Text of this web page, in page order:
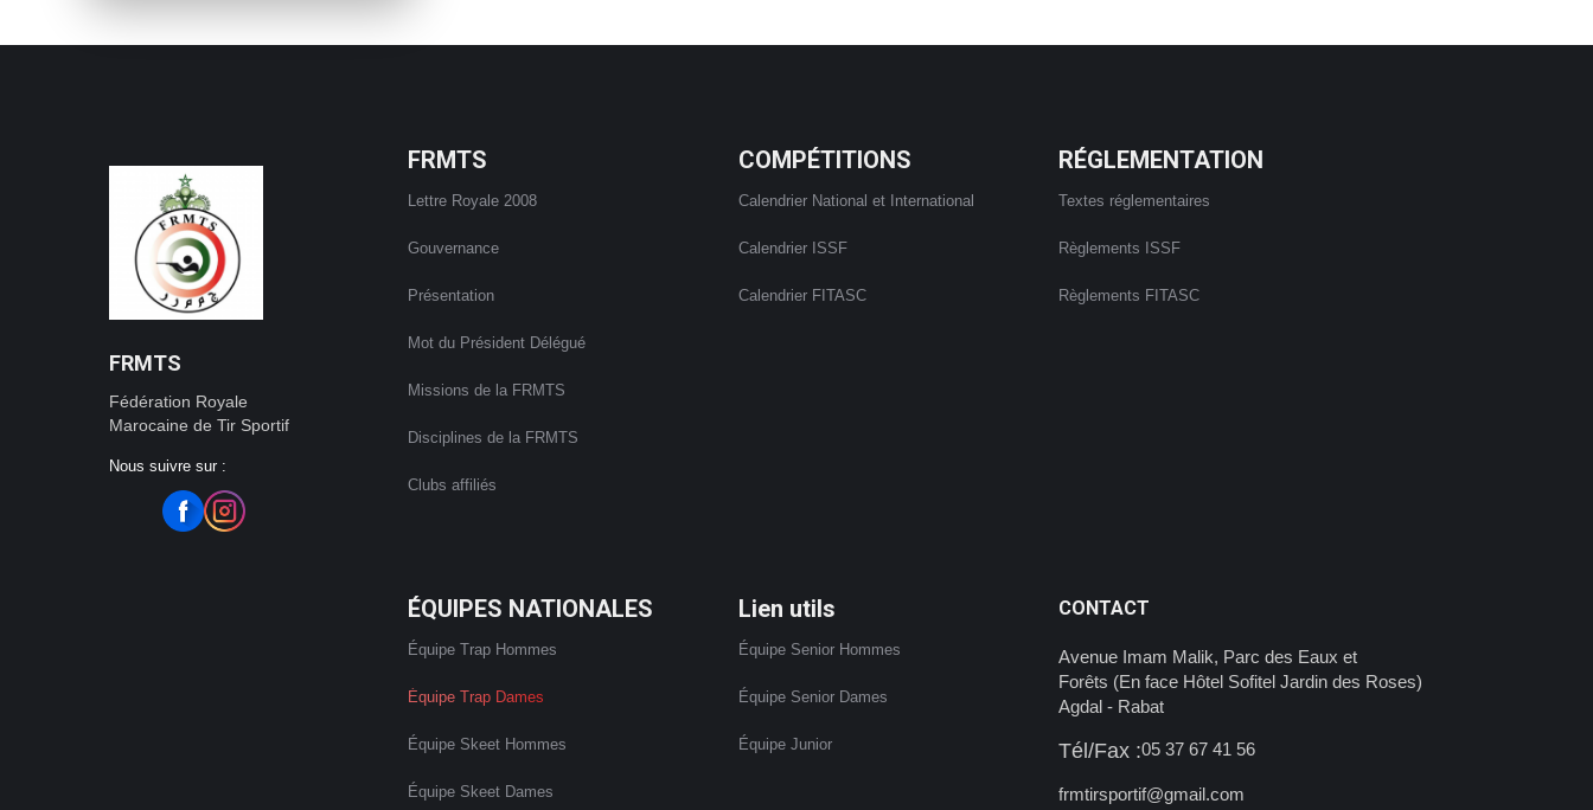
FRMTS
Fédération Royale
Marocaine de Tir Sportif
Nous suivre sur :
FRMTS
Lettre Royale 2008
Gouvernance
Présentation
Mot du Président Délégué
Missions de la FRMTS
Disciplines de la FRMTS
Clubs affiliés
COMPÉTITIONS
Calendrier National et International
Calendrier ISSF
Calendrier FITASC
RÉGLEMENTATION
Textes réglementaires
Règlements ISSF
Règlements FITASC
ÉQUIPES NATIONALES
Équipe Trap Hommes
Équipe Trap Dames
Équipe Skeet Hommes
Équipe Skeet Dames
Lien utils
Équipe Senior Hommes
Équipe Senior Dames
Équipe Junior
CONTACT
Avenue Imam Malik, Parc des Eaux et
Forêts (En face Hôtel Sofitel Jardin des Roses)
Agdal - Rabat
Tél/Fax :05 37 67 41 56
frmtirsportif@gmail.com